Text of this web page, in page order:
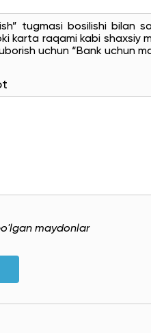
tugmasi bosilishi bilan
karta raqami kabi shaxsiy
uchun “Bank uchun
maydonlar